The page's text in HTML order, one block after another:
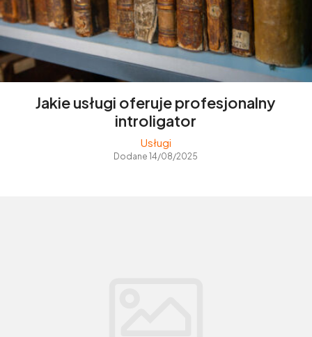
Jakie usługi oferuje profesjonalny
introligator
Usługi
Dodane 14/08/2025